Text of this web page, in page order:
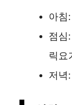
아침
점심
릭요
저녁